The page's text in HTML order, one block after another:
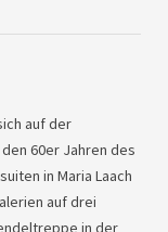
auf der
60er Jahren des
in Maria Laach
auf drei
in der